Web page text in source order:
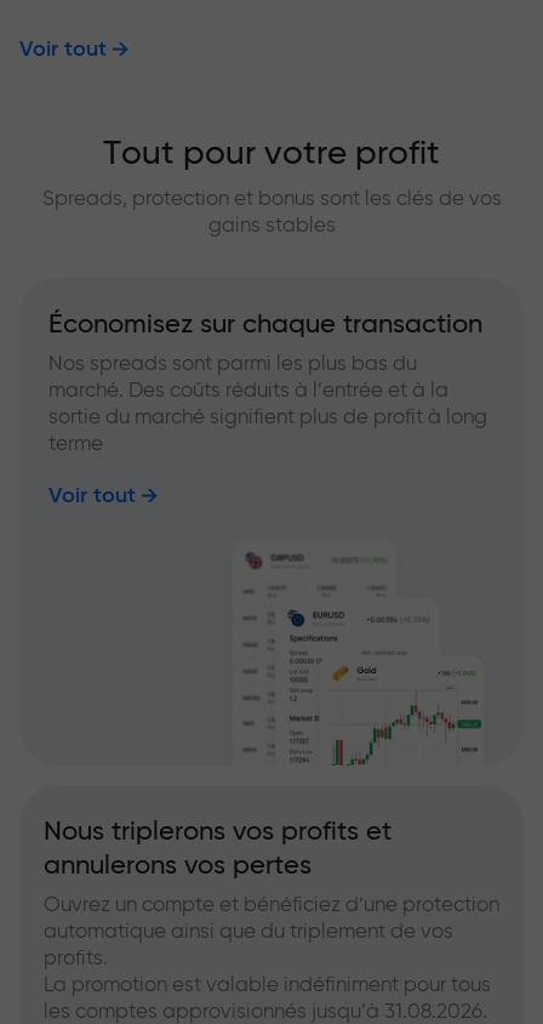
Voir tout
Tout pour votre profit
Spreads, protection et bonus sont les clés de vos
gains stables
Économisez sur chaque transaction
Nos spreads sont parmi les plus bas du
marché. Des coûts réduits à l’entrée et à la
sortie du marché signifient plus de profit à long
terme
Voir tout
Nous triplerons vos profits et
annulerons vos pertes
Ouvrez un compte et bénéficiez d’une protection
automatique ainsi que du triplement de vos
profits.
La promotion est valable indéfiniment pour tous
les comptes approvisionnés jusqu’à 31.08.2026.